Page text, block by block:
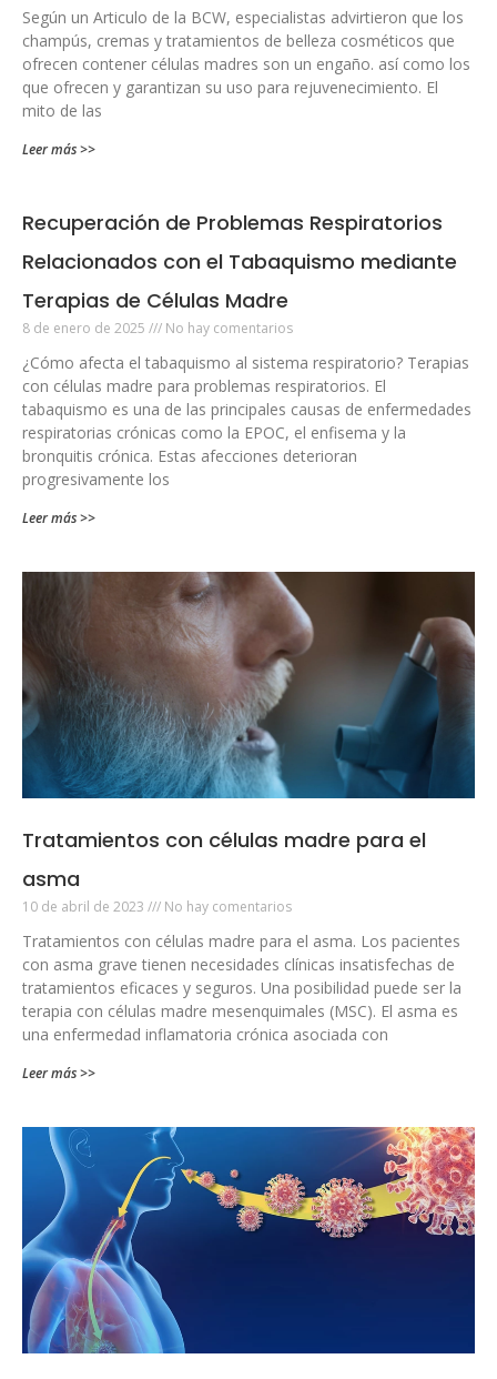
Según un Articulo de la BCW, especialistas advirtieron que los
champús, cremas y tratamientos de belleza cosméticos que
ofrecen contener células madres son un engaño. así como los
que ofrecen y garantizan su uso para rejuvenecimiento. El
mito de las
Leer más >>
Recuperación de Problemas Respiratorios
Relacionados con el Tabaquismo mediante
Terapias de Células Madre
8 de enero de 2025 No hay comentarios
¿Cómo afecta el tabaquismo al sistema respiratorio? Terapias
con células madre para problemas respiratorios. El
tabaquismo es una de las principales causas de enfermedades
respiratorias crónicas como la EPOC, el enfisema y la
bronquitis crónica. Estas afecciones deterioran
progresivamente los
Leer más >>
Tratamientos con células madre para el
asma
10 de abril de 2023 No hay comentarios
Tratamientos con células madre para el asma. Los pacientes
con asma grave tienen necesidades clínicas insatisfechas de
tratamientos eficaces y seguros. Una posibilidad puede ser la
terapia con células madre mesenquimales (MSC). El asma es
una enfermedad inflamatoria crónica asociada con
Leer más >>